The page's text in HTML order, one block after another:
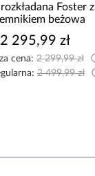
Foster z
beżowa
2 295,99 zł
cena:2 299,99 zł
2 499,99 zł